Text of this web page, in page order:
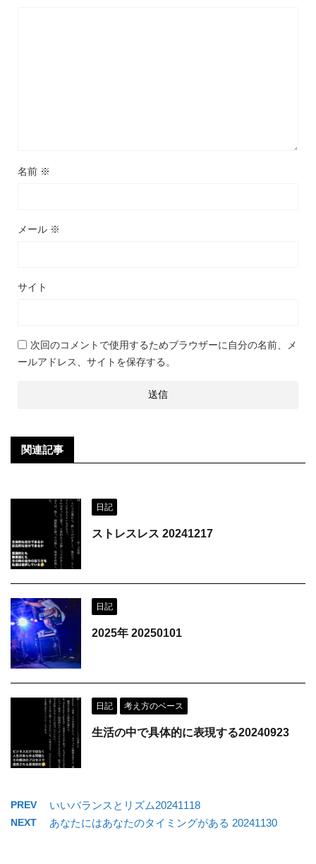
名前 ※
メール ※
サイト
次回のコメントで使用するためブラウザーに自分の名前、メ
ールアドレス、サイトを保存する。
関連記事
日記
ストレスレス 20241217
日記
2025年 20250101
日記 考え方のベース
生活の中で具体的に表現する20240923
PREV いいバランスとリズム20241118
NEXT あなたにはあなたのタイミングがある 20241130